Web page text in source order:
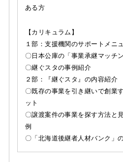
ある方
【カリキュラム】
１部：支援機関のサポートメニ
〇日本公庫の「事業承継マッチ
〇継ぐスタの事例紹介
２部：『継ぐスタ』の内容紹介
〇既存の事業を引き継いで創業
ット
〇譲渡案件の事業を探す方法と
例
〇「北海道後継者人材バンク」